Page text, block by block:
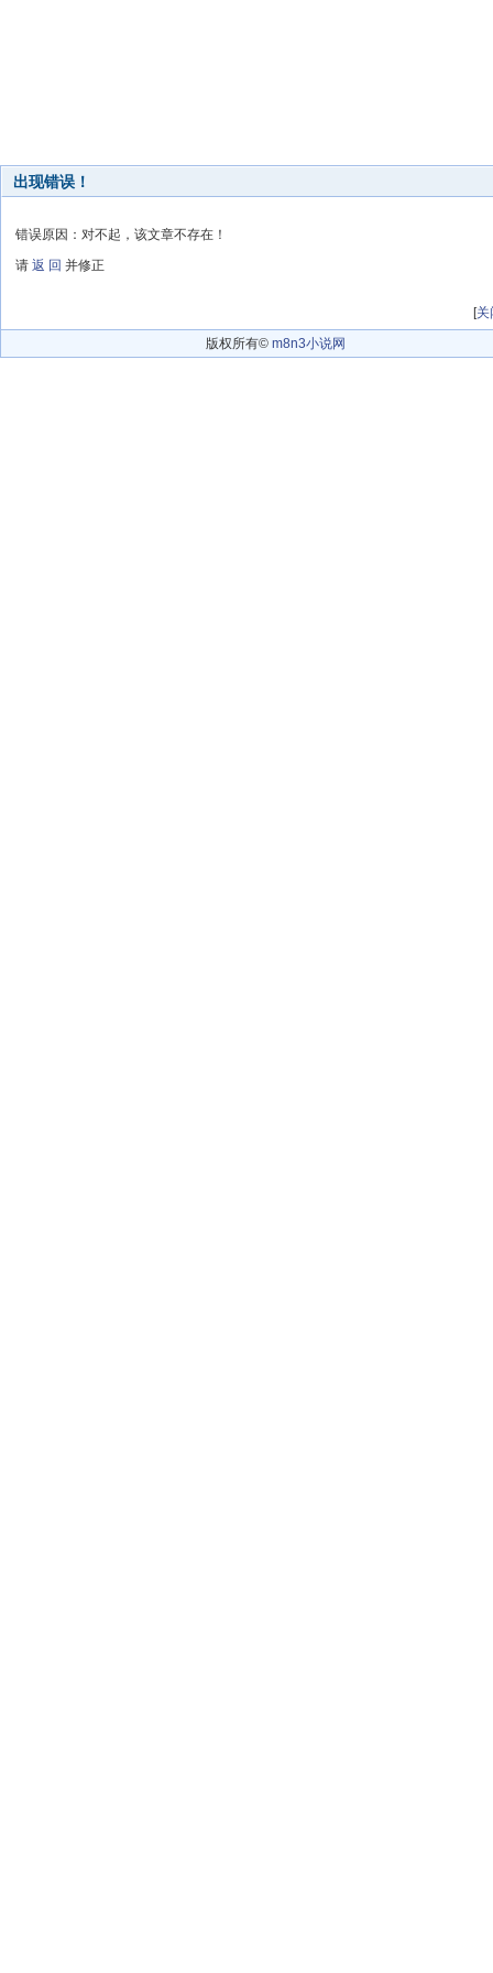
出现错误！
错误原因：对不起，该文章不存在！
请 返 回 并修正
[关
版权所有© m8n3小说网